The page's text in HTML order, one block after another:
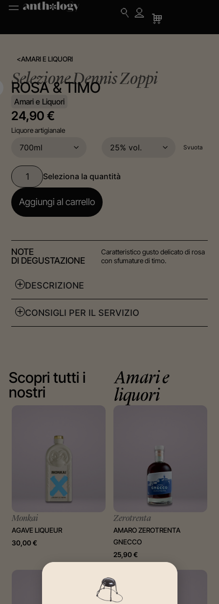
<AMARI E LIQUORI
Selezione Dennis Zoppi
ROSA & TIMO
Amari e Liquori
24,90 €
Liquore artigianale
Svuota
Aggiungi al carrello
NOTE
DI DEGUSTAZIONE
Caratteristico gusto delicato di rosa
con sfumature di timo.
DESCRIZIONE
CONSIGLI PER IL SERVIZIO
Scopri tutti i
nostri
Amari e
liquori
Monkai
AGAVE LIQUEUR
30,00€
Zerotrenta
AMARO ZEROTRENTA
GNECCO
25,90€